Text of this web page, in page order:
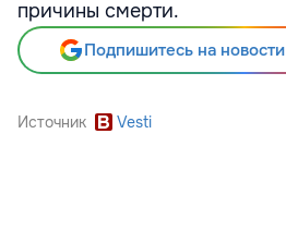
причины смерти.
Подпишитесь на
Источник Vesti